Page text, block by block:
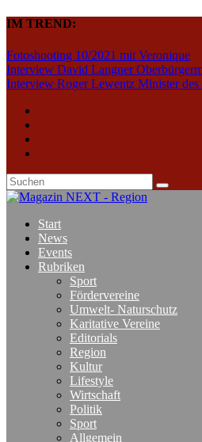
IM TREND:
Fotoshooting 10/2021 mit Veronique
Interview David Langner
Interview Roger Lewentz Minister
Start
News
Events
Rubriken
Sport
Fördervereine
Umwelt- Naturschutz
Karitative Vereine
Editorials
Region
Kultur
Lifestyle
Wirtschaft
Politik
Sport
Allgemein